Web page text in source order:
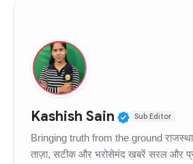
Kashish Sain Verified
Sub Editor
Bringing truth from the ground
ताज़ा, सटीक और भरोसेमंद खबरें सरल और